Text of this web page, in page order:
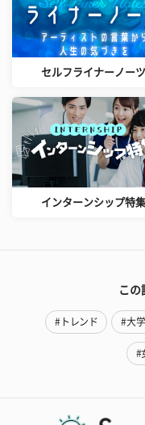
セルフライナーノーツ
インターンシップ特集
この
#トレンド #大
#